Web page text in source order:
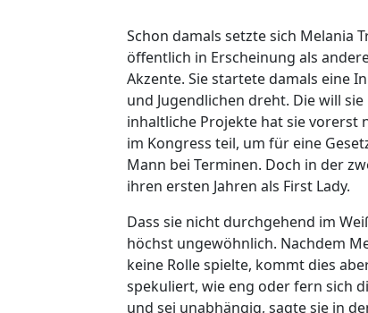
Schon damals setzte sich Melania
öffentlich in Erscheinung als
Akzente. Sie startete damals eine
und Jugendlichen dreht. Die will
inhaltliche Projekte hat sie vorerst
im Kongress teil, um für eine
Mann bei Terminen. Doch in der
ihren ersten Jahren als First Lady.
Dass sie nicht durchgehend im
höchst ungewöhnlich. Nachdem
keine Rolle spielte, kommt dies
spekuliert, wie eng oder fern sich
und sei unabhängig, sagte sie in